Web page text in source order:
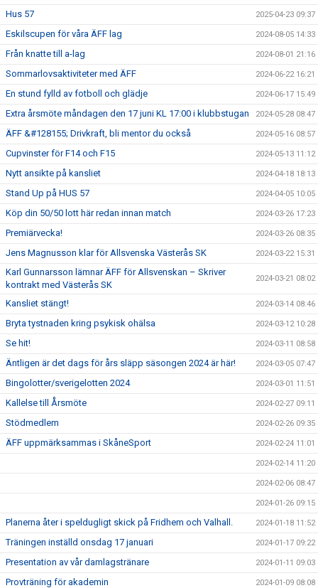
Hus 57 2025-04-23 09:37
Eskilscupen för våra ÄFF lag 2024-08-05 14:33
Från knatte till a-lag 2024-08-01 21:16
Sommarlovsaktiviteter med ÄFF 2024-06-22 16:21
En stund fylld av fotboll och glädje 2024-06-17 15:49
Extra årsmöte måndagen den 17 juni KL 17:00 i klubbstugan 2024-05-28 08:47
ÄFF &#128155; Drivkraft, bli mentor du också 2024-05-16 08:57
Cupvinster för F14 och F15 2024-05-13 11:12
Nytt ansikte på kansliet 2024-04-18 18:13
Stand Up på HUS 57 2024-04-05 10:05
Köp din 50/50 lott här redan innan match 2024-03-26 17:23
Premiärvecka! 2024-03-26 08:35
Jens Magnusson klar för Allsvenska Västerås SK 2024-03-22 15:31
Karl Gunnarsson lämnar ÄFF för Allsvenskan – Skriver
kontrakt med Västerås SK
2024-03-21 08:02
Kansliet stängt! 2024-03-14 08:46
Bryta tystnaden kring psykisk ohälsa 2024-03-12 10:28
Se hit! 2024-03-11 08:58
Äntligen är det dags för års släpp säsongen 2024 är här! 2024-03-05 07:47
Bingolotter/sverigelotten 2024 2024-03-01 11:51
Kallelse till Årsmöte 2024-02-27 09:11
Stödmedlem 2024-02-26 09:35
ÄFF uppmärksammas i SkåneSport 2024-02-24 11:01
2024-02-14 11:20
2024-02-06 08:47
2024-01-26 09:15
Planerna åter i speldugligt skick på Fridhem och Valhall. 2024-01-18 11:52
Träningen inställd onsdag 17 januari 2024-01-17 09:22
Presentation av vår damlagstränare 2024-01-11 09:03
Provträning för akademin 2024-01-09 08:08